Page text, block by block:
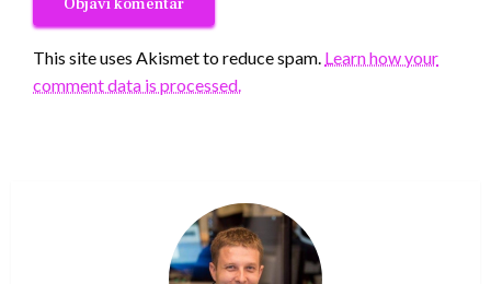
This site uses Akismet to reduce spam. Learn how your
comment data is processed.